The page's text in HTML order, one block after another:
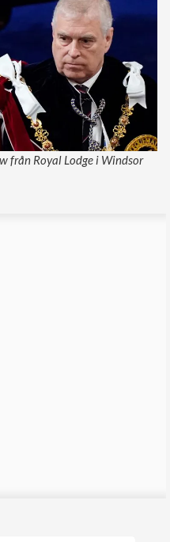
från Royal Lodge i Windsor